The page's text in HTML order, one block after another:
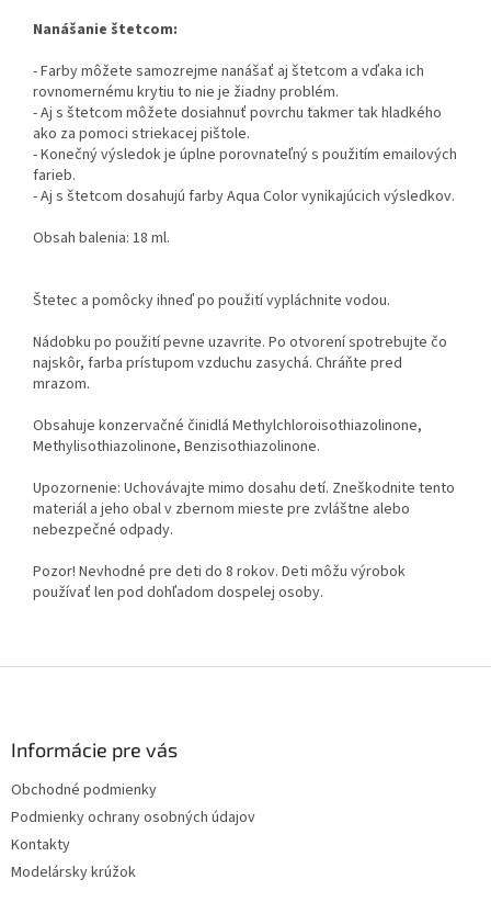
Nanášanie štetcom:
- Farby môžete samozrejme nanášať aj štetcom a vďaka ich
rovnomernému krytiu to nie je žiadny problém.
- Aj s štetcom môžete dosiahnuť povrchu takmer tak hladkého
ako za pomoci striekacej pištole.
- Konečný výsledok je úplne porovnateľný s použitím emailových
farieb.
- Aj s štetcom dosahujú farby Aqua Color vynikajúcich výsledkov.
Obsah balenia: 18 ml.
Štetec a pomôcky ihneď po použití vypláchnite vodou.
Nádobku po použití pevne uzavrite. Po otvorení spotrebujte čo
najskôr, farba prístupom vzduchu zasychá. Chráňte pred
mrazom.
Obsahuje konzervačné činidlá Methylchloroisothiazolinone,
Methylisothiazolinone, Benzisothiazolinone.
Upozornenie: Uchovávajte mimo dosahu detí. Zneškodnite tento
materiál a jeho obal v zbernom mieste pre zvláštne alebo
nebezpečné odpady.
Pozor! Nevhodné pre deti do 8 rokov. Deti môžu výrobok
používať len pod dohľadom dospelej osoby.
Informácie pre vás
Obchodné podmienky
Podmienky ochrany osobných údajov
Kontakty
Modelársky krúžok